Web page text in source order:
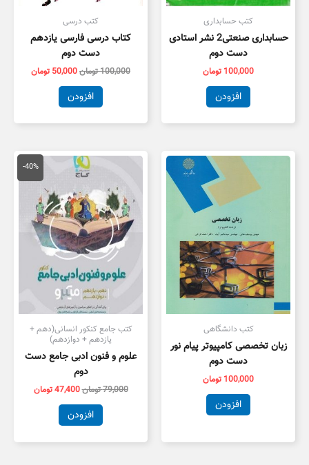
کتب حسابداری
حسابداری صنعتی2 نشر استادی
دست دوم
100,000 تومان
افزودن
کتب درسی
کتاب درسی فارسی یازدهم
دست دوم
100,000تومان50,000 تومان
افزودن
کتب دانشگاهی
زبان تخصصی کامپیوتر پیام نور
دست دوم
100,000 تومان
افزودن
-40%
کتب جامع کنکور انسانی(دهم +
یازدهم + دوازدهم)
علوم و فنون ادبی جامع دست
دوم
79,000تومان
قیمت
اصلی
79,000 تومان
بود.
47,400تومان
قیمت
فعلی
افزودن